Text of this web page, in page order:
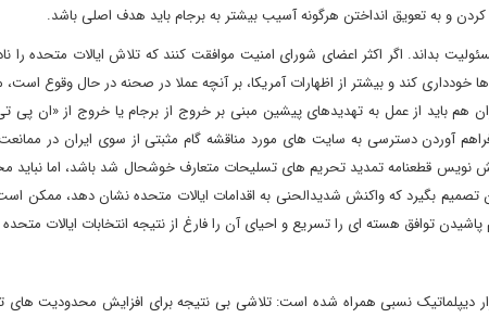
و به تعویق انداختن هرگونه آسیب بیشتر به برجام باید هدف اصلی باشد.
بداند. اگر اکثر اعضای شورای امنیت موافقت کنند که تلاش ایالات متحده را
کند و بیشتر از اظهارات آمریکا، بر آنچه عملا در صحنه در حال وقوع است،
هم باید از عمل به تهدیدهای پیشین مبنی بر خروج از برجام یا خروج از «ان پی
آوردن دسترسی به سایت های مورد مناقشه گام مثبتی از سوی ایران در
نویس قطعنامه تمدید تحریم های تسلیحات متعارف خوشحال شد باشد، اما نباید
پاشیدن توافق هسته ای را تسریع و احیای آن را فارغ از نتیجه انتخابات ایالات
دیپلماتیک نسبی همراه شده است: تلاشی بی نتیجه برای افزایش محدودیت